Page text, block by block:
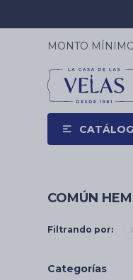
MONTO
COMÚN
Filtrando por:
Categorías